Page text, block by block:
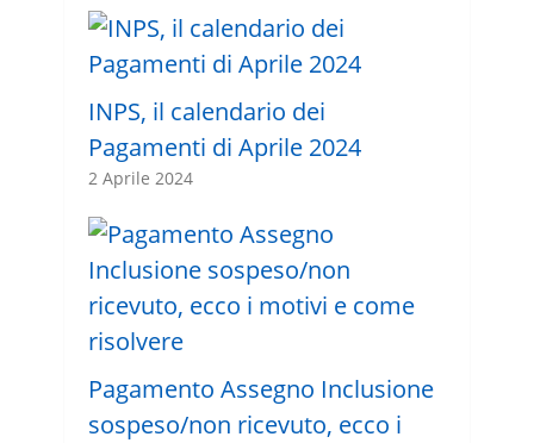
INPS, il calendario dei
Pagamenti di Aprile 2024
2 Aprile 2024
Pagamento Assegno Inclusione
sospeso/non ricevuto, ecco i